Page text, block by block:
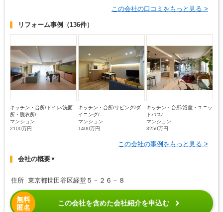
この会社の口コミをもっと見る >
リフォーム事例 （136件）
キッチン・台所/トイレ/洗面
所・脱衣所/...
マンション
2100万円
キッチン・台所/リビング/ダ
イニング/...
マンション
1400万円
キッチン・台所/浴室・ユニッ
トバス/...
マンション
3250万円
この会社の事例をもっと見る >
会社の概要▼
住所 東京都世田谷区経堂５－２６－８
無料
匿名
この会社を含めた会社紹介を申込む